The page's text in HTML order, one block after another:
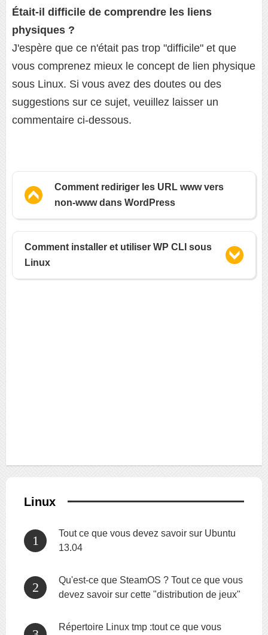
Était-il difficile de comprendre les liens
physiques ?
J'espère que ce n'était pas trop "difficile" et que
vous comprenez mieux le concept de lien physique
sous Linux. Si vous avez des doutes ou des
suggestions sur ce sujet, veuillez laisser un
commentaire ci-dessous.
Comment rediriger les URL www vers
non-www dans WordPress
Comment installer et utiliser WP CLI sous
Linux
Linux
Tout ce que vous devez savoir sur Ubuntu
13.04
Qu'est-ce que SteamOS ? Tout ce que vous
devez savoir sur cette "distribution de jeux"
Répertoire Linux tmp :tout ce que vous